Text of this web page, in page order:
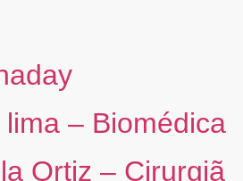
– Biomédica
Ortiz – Cirurgiã